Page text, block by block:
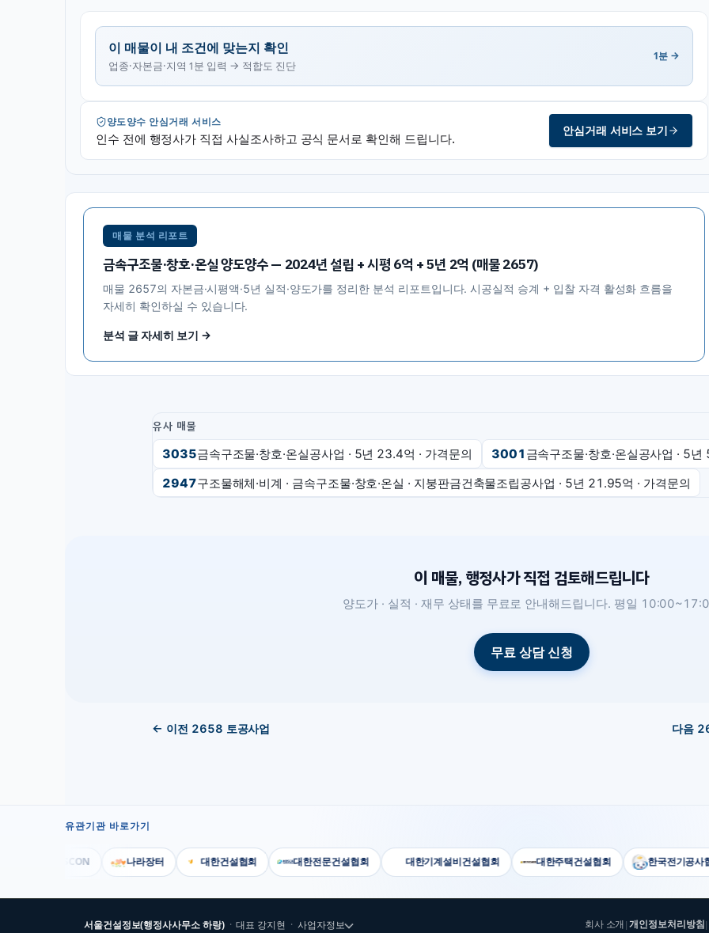
이 매물이 내 조건에 맞는지 확인
업종·자본금·지역 1분 입력 → 적합도 진단
1분 →
양도양수 안심거래 서비스
인수 전에 행정사가 직접 사실조사하고 공식 문서로 확인해 드립니다. 안심거래 서비스 보기
매물 분석 리포트
금속구조물·창호·온실 양도양수 — 2024년 설립 + 시평 6억 + 5년 2억 (매물 2657)
매물 2657의 자본금·시평액·5년 실적·양도가를 정리한 분석 리포트입니다. 시공실적 승계 + 입찰 자격 활성화 흐름을
자세히 확인하실 수 있습니다.
분석 글 자세히 보기 →
유사 매물
3035금속구조물·창호·온실공사업 · 5년 23.4억 · 가격문의 3001 금속구조물·창호·온실공사업 · 5년
2947구조물해체·비계 · 금속구조물·창호·온실 · 지붕판금건축물조립공사업 · 5년 21.95억 · 가격문의
이 매물, 행정사가 직접 검토해드립니다
양도가 · 실적 · 재무 상태를 무료로 안내해드립니다. 평일
무료 상담 신청
← 이전 2658 토공사업 다음
유관기관 바로가기
나라장터 대한건설협회 대한전문건설협회 대한기계설비건설협회 대한주택건설협회 한국전기공사협회
서울건설정보(행정사사무소 하랑) · 대표 강지현 · 사업자정보 회사 소개 |개인정보처리방침|